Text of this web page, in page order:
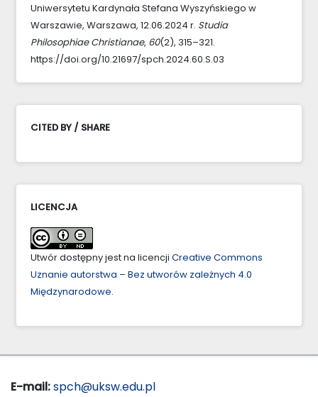
Uniwersytetu Kardynała Stefana Wyszyńskiego w
Warszawie, Warszawa, 12.06.2024 r. Studia
Philosophiae Christianae, 60(2), 315–321.
https://doi.org/10.21697/spch.2024.60.S.03
CITED BY / SHARE
LICENCJA
Utwór dostępny jest na licencji Creative Commons
Uznanie autorstwa – Bez utworów zależnych 4.0
Międzynarodowe.
E-mail:spch@uksw.edu.pl